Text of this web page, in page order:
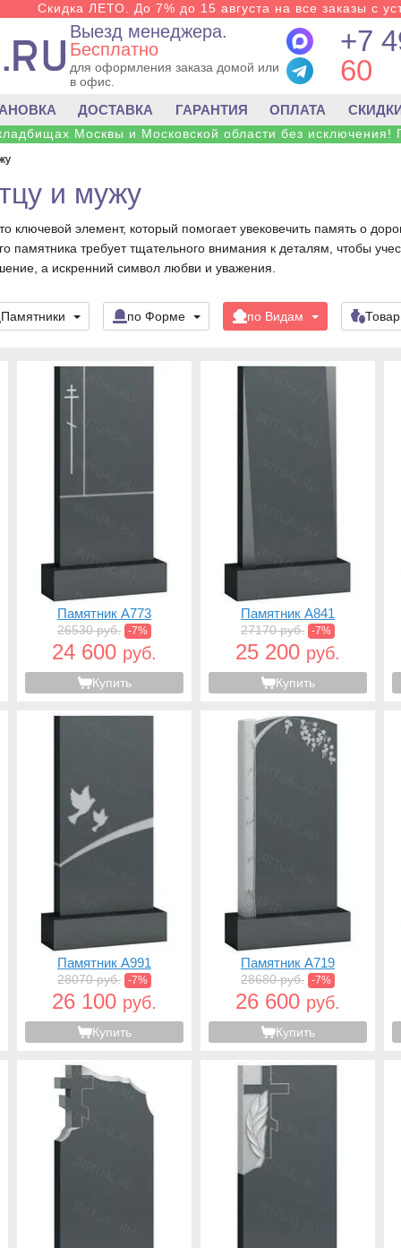
Скидка ЛЕТО. До 7% до 15 августа на все заказы с
Выезд менеджера.
Бесплатно
для оформления заказа домой или
в офис.
+7
60
ДОСТАВКА ГАРАНТИЯ ОПЛАТА
Москвы и Московской области без исключения!
и мужу
ключевой элемент, который помогает увековечить память о
памятника требует тщательного внимания к деталям, чтобы
а искренний символ любви и уважения.
Памятники по Форме по Видам
Памятник A773
26530 руб. -7%
24 600 руб.
Купить
Памятник A841
27170 руб. -7%
25 200 руб.
Купить
Памятник A991
28070 руб. -7%
26 100 руб.
Купить
Памятник A719
28680 руб. -7%
26 600 руб.
Купить